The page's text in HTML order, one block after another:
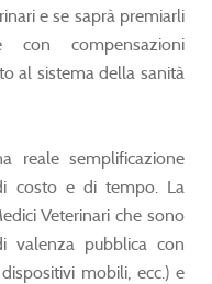
e se saprà premiarli
con compensazioni
al sistema della sanità
reale semplificazione
costo e di tempo. La
Veterinari che sono
valenza pubblica con
mobili, ecc.) e